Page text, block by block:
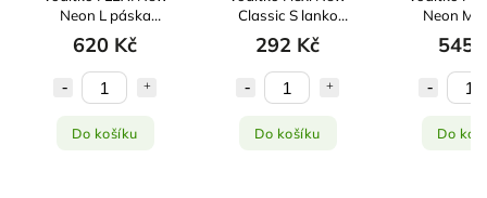
Neon L páska
5m/50kg žluté
620 Kč
Do košíku
Classic S lanko
5m/12kg růžová
292 Kč
Do košíku
Neon M
5m/
545
Do